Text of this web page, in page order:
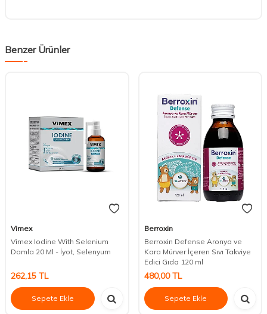
Benzer Ürünler
Vimex
Vimex Iodine With Selenium
Damla 20 Ml - İyot, Selenyum
262,15 TL
Sepete Ekle
Berroxin
Berroxin Defense Aronya ve
Kara Mürver İçeren Sıvı Takviye
Edici Gıda 120 ml
480,00TL
Sepete Ekle